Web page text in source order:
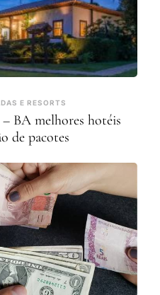
E RESORTS
BA melhores hotéis
de pacotes